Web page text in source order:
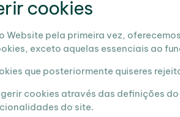
cookies
Website pela primeira vez,
exceto aquelas essenciais ao
que posteriormente quiseres
cookies através das definições
do site.